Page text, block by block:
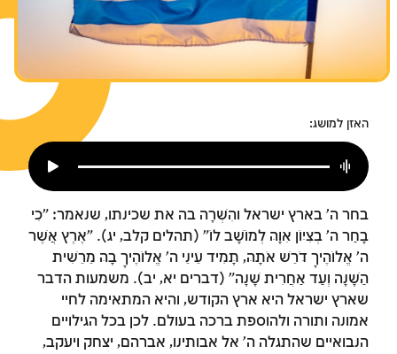
צומות החורבן
פורים
האזן למושג:
בחר ה' בארץ ישראל והִשְׁרָה בה את שכינתו, שנאמר: "כִּי
בָחַר ה' בְּצִיּוֹן אִוָּהּ לְמוֹשָׁב לוֹ" (תהלים קלב, יג). "אֶרֶץ אֲשֶׁר
ה' אֱלוֹהֶיךָ דֹּרֵשׁ אֹתָהּ, תָּמִיד עֵינֵי ה' אֱלוֹהֶיךָ בָּהּ מֵרֵשִׁית
הַשָּׁנָה וְעַד אַחֲרִית שָׁנָה" (דברים יא, יב). משמעות הדבר
שארץ ישראל היא ארץ הקודש, והיא המתאימה לחיי
אמונה ותורה ולהוספת ברכה בעולם. לכן בכל הגילויים
הנבואיים שהתגלה ה' אל אבותינו, אברהם, יצחק ויעקב,